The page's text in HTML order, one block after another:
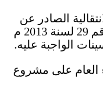
الصادر عن
29 لسنة 2013 م
الواجبة عليه.
العام على مشروع